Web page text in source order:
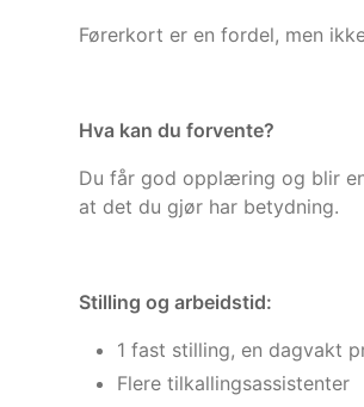
Førerkort er en fordel, men
Hva kan du forvente?
Du får god opplæring og blir
at det du gjør har betydning.
Stilling og arbeidstid:
1 fast stilling, en dagvakt
Flere tilkallingsassistenter